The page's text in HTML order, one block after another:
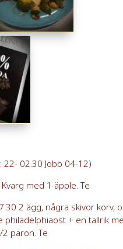
22- 02.30 Jobb 04-12)
med 1 äpple. Te
2 ägg, några skivor korv,
philadelphiaost + en tallrik
päron. Te